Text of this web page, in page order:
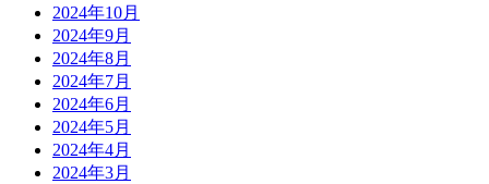
2024年10月
2024年9月
2024年8月
2024年7月
2024年6月
2024年5月
2024年4月
2024年3月